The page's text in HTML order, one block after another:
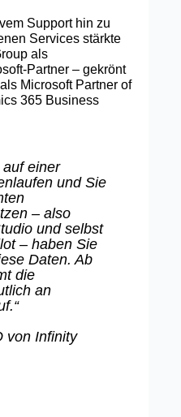
Support hin zu
Services stärkte
als
– gekrönt
Microsoft Partner of
365 Business
auf einer
und Sie
– also
und selbst
– haben Sie
Daten. Ab
die
an
von Infinity